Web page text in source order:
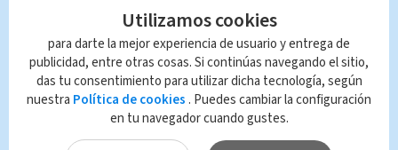
Utilizamos cookies
para darte la mejor experiencia de usuario y entrega de
publicidad, entre otras cosas. Si continúas navegando el sitio,
das tu consentimiento para utilizar dicha tecnología, según
nuestra Política de cookies . Puedes cambiar la configuración
en tu navegador cuando gustes.